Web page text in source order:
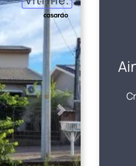
Próximo